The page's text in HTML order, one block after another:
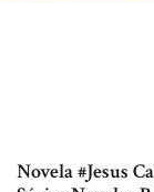
Novela #Jesus